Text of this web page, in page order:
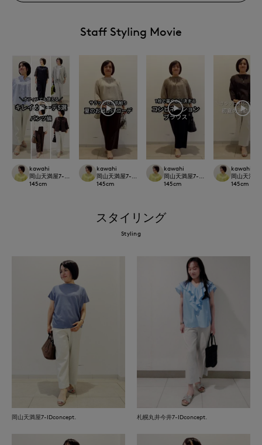
Staff Styling Movie
kawahi
岡山天満屋7-IDconcept.
145cm
kawahi
岡山天満屋7-IDconcept.
145cm
kawahi
岡山天満屋7-IDconcept.
145cm
kawahi
岡山天満
145cm
スタイリング
Styling
岡山天満屋7-IDconcept. 札幌丸井今井7-IDconcept.